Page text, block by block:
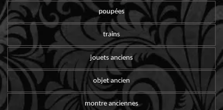
poupées
trains
jouets anciens
objet ancien
montre anciennes